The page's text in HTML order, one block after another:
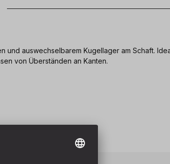
und auswechselbarem Kugellager am Schaft.
von Überständen an Kanten.